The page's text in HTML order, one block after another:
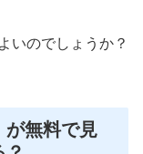
いのでしょうか？
が無料で見